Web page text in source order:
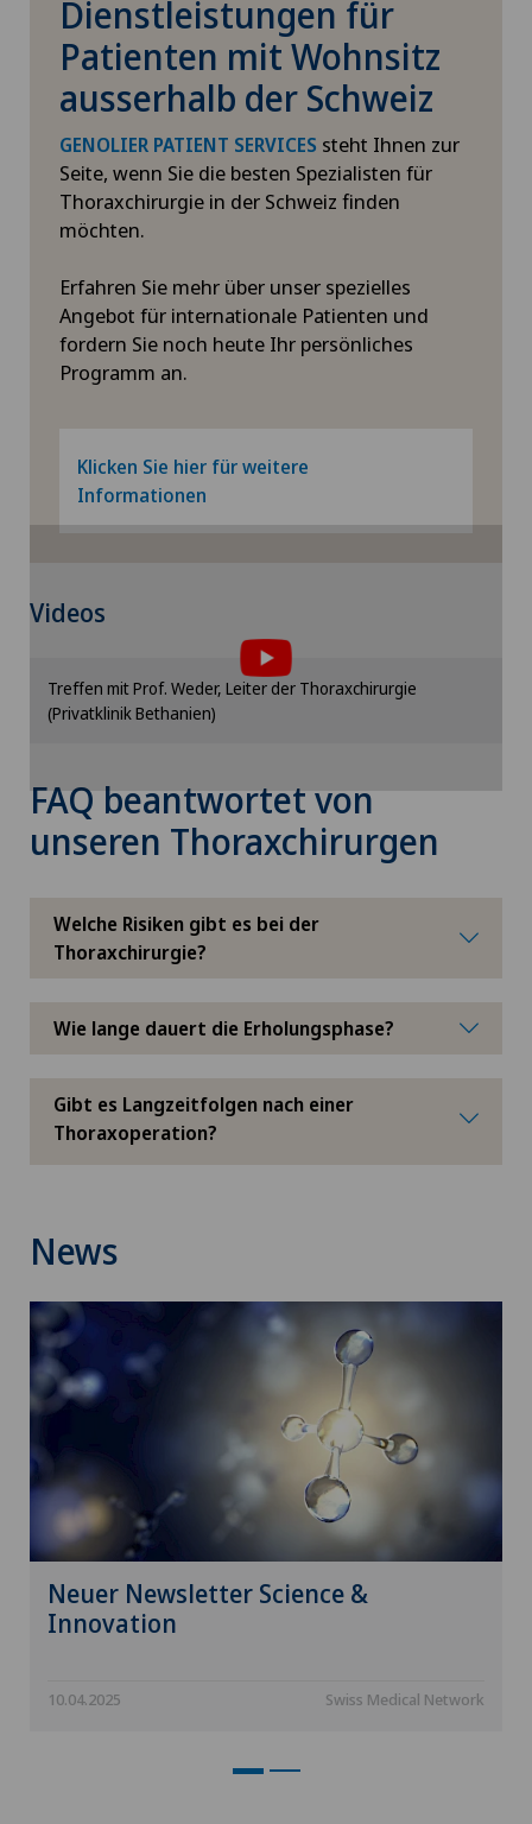
Geriatrie (Altersmedizin)
GLA:D® Programm
Glaskörperveränderungen
Globale Neukonditionierung
Grauer Star (Katarakt)
Grüner Star (Glaukom)
Gynäkologische Onkologie
Haartransplantation
Hämatologie
Hämorrhoiden
Handchirurgie
Hernien (Leistenbrüche)
Homöopathie
Hornhauterkrankungen
Hornhauttransplantation
Hornhautverkrümmung (Astigmatismus)
Hüftarthrose
Hüftchirurgie
Hüftimpingement
Hüftprothese
Dienstleistungen für
Patienten mit Wohnsitz
ausserhalb der Schweiz
GENOLIER PATIENT SERVICES steht Ihnen zur
Seite, wenn Sie die besten Spezialisten für
Thoraxchirurgie in der Schweiz finden
möchten.
Erfahren Sie mehr über unser spezielles
Angebot für internationale Patienten und
fordern Sie noch heute Ihr persönliches
Programm an.
Klicken Sie hier für weitere
Informationen
Videosmüssen Sie der Verwendung von Cookies
zustimmen.
Bitte aktivieren Sie die entsprechende Option in
den Cookie-Einstellungen.
Treffen mit Prof. Weder, Leiter der Thoraxchirurgie
(Privatklinik Bethanien)
FAQ beantwortet von
unseren Thoraxchirurgen
Welche Risiken gibt es bei der
Thoraxchirurgie?
Wie lange dauert die Erholungsphase?
Gibt es Langzeitfolgen nach einer
Thoraxoperation?
News
Neuer Newsletter Science &
Innovation
10.04.2025 Swiss Medical Network